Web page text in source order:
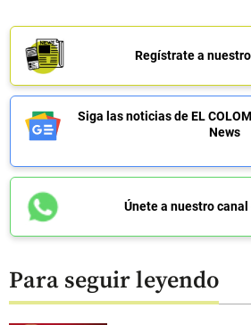
Regístrate a
Siga las noticias de EL
News
Únete a nuestro
Para seguir leyendo